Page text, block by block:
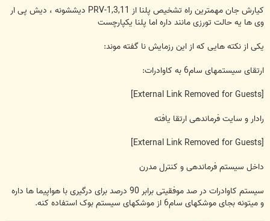
کیارش جان مهمترین راه تشخیص پلنا از PRV-1,3,11 دیششونه ، دیش پی ار
وی ها یه حالت تورزی مانند داره اما پلنا یکپارچست
یکی از نکته هایی که از این رزمایش نا گفته موند:
ارتقای سیستمهای سام6 به کاوادرات:
[External Link Removed for Guests]
رادار و سایت فرماندهی ارتقا یافته
[External Link Removed for Guests]
داخل سیستم فرماندهی و کنترل مدرن
سیستم کاوادرات در صد موفقیتی برابر 90 درصد برای درگیری با هواپیما ها داره
و میتونه بجای موشکهای سام6 از موشکهای سیستم بوک استفاده کنه.